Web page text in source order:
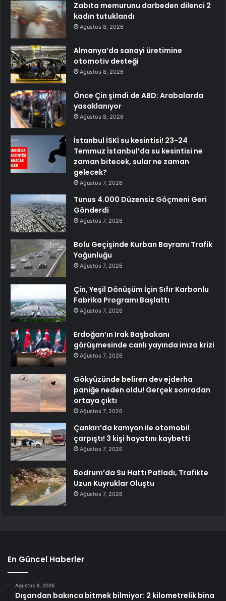
Zabıta memurunu darbeden dilenci 2
kadın tutuklandı
Ağustos 8, 2026
Almanya’da sanayi üretimine
otomotiv desteği
Ağustos 8, 2026
Önce Çin şimdi de ABD: Arabalarda
yasaklanıyor
Ağustos 8, 2026
İstanbul İSKİ su kesintisi! 23-24
Temmuz İstanbul’da su kesintisi ne
zaman bitecek, sular ne zaman
gelecek?
Ağustos 7, 2026
Tunus 4.000 Düzensiz Göçmeni Geri
Gönderdi
Ağustos 7, 2026
Bolu Geçişinde Kurban Bayramı Trafik
Yoğunluğu
Ağustos 7, 2026
Çin, Yeşil Dönüşüm İçin Sıfır Karbonlu
Fabrika Programı Başlattı
Ağustos 7, 2026
Erdoğan’ın Irak Başbakanı
görüşmesinde canlı yayında imza krizi
Ağustos 7, 2026
Gökyüzünde beliren dev ejderha
paniğe neden oldu! Gerçek sonradan
ortaya çıktı
Ağustos 7, 2026
Çankırı’da kamyon ile otomobil
çarpıştı! 3 kişi hayatını kaybetti
Ağustos 7, 2026
Bodrum’da Su Hattı Patladı, Trafikte
Uzun Kuyruklar Oluştu
Ağustos 7, 2026
En Güncel Haberler
Ağustos 8, 2026
Dışarıdan bakınca bitmek bilmiyor: 2 kilometrelik bina